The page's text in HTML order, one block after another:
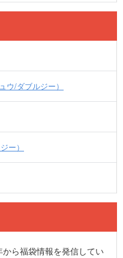
ウ/ダブルジー）
ー）
ら福袋情報を発信してい